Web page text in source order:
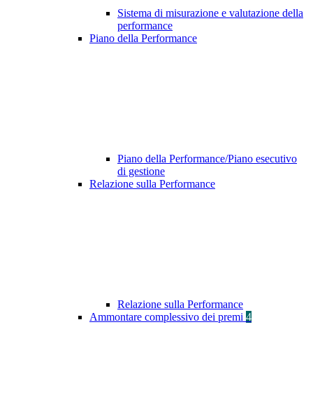
Sistema di misurazione e valutazione della
performance
Piano della Performance
Piano della Performance/Piano esecutivo
di gestione
Relazione sulla Performance
Relazione sulla Performance
Ammontare complessivo dei premi 4